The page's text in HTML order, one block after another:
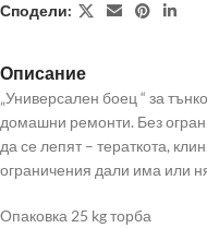
Сподели:
Описание
„Универсален боец “ за
домашни ремонти. Без
да се лепят – тераткота,
ограничения дали има или
Опаковка 25 kg торба